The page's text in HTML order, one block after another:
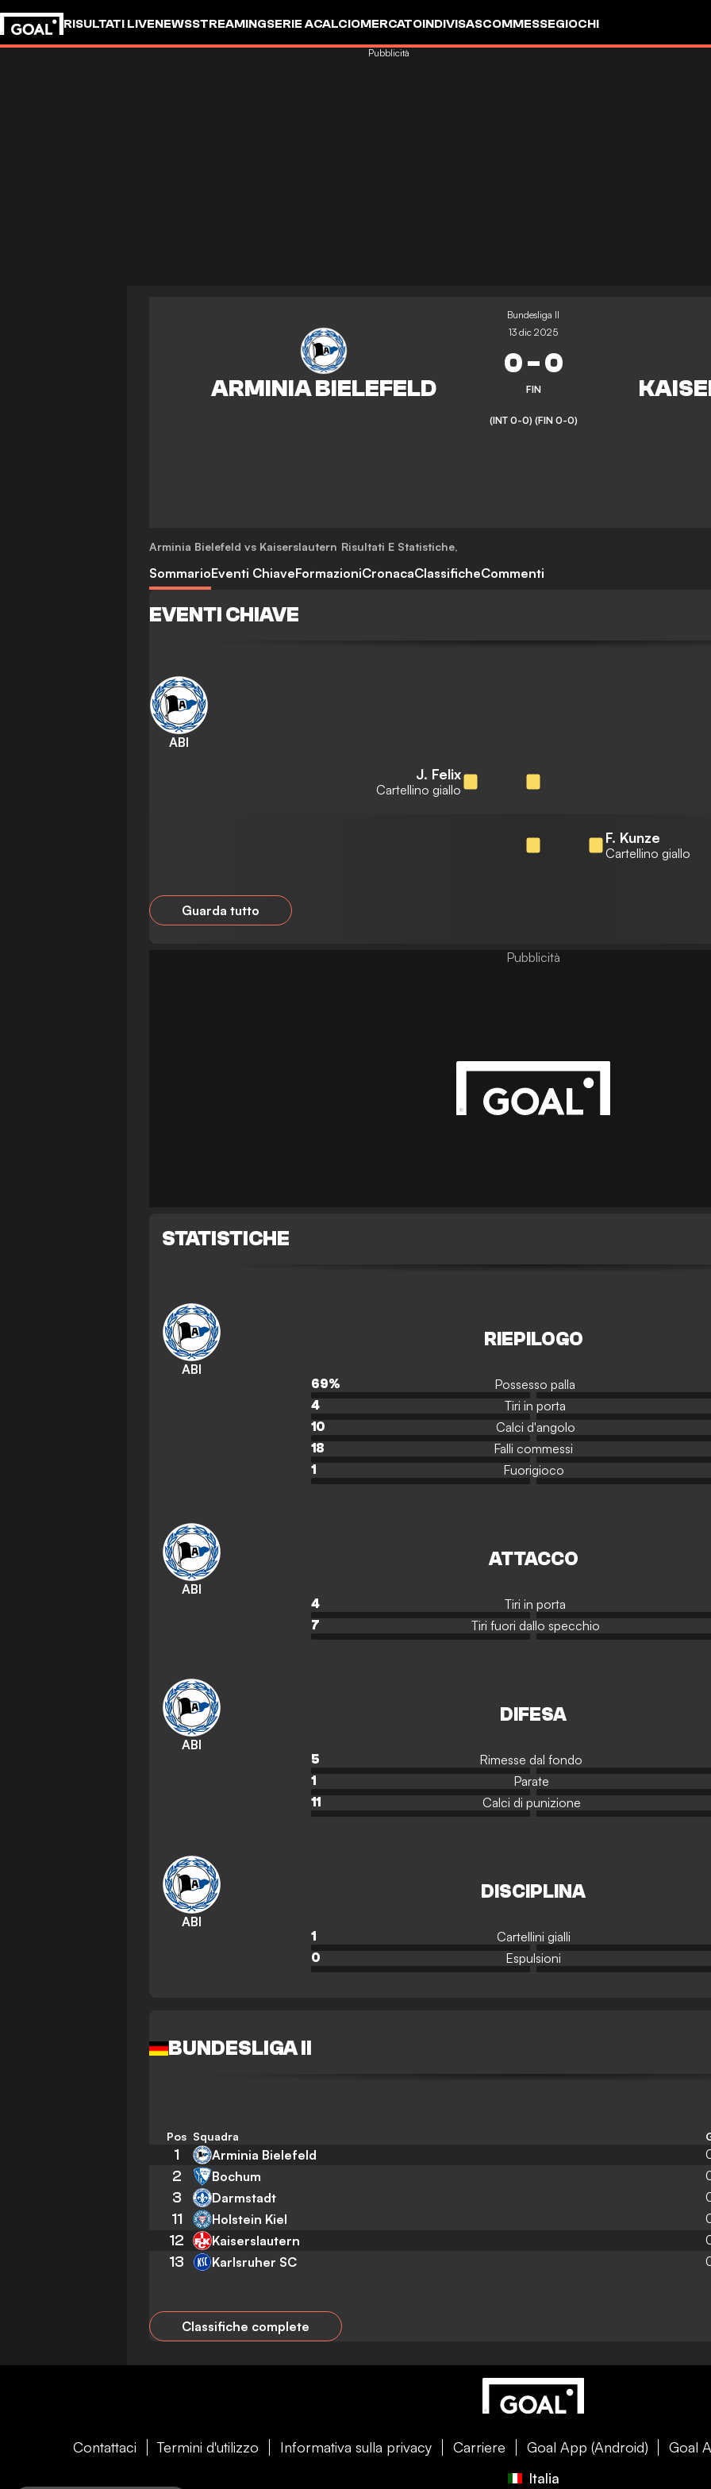
RISULTATI LIVENEWSSTREAMINGSERIE ACALCIOMERCATOINDIVISASCOMMESSEGIOCHI
Pubblicità
Bundesliga II
13 dic 2025
0-0
FIN
(INT 0-0) (FIN 0-0)
Arminia Bielefeld vs Kaiserslautern Risultati E Statistiche,
SommarioEventi ChiaveFormazioniCronacaClassificheCommenti
EVENTI CHIAVE
ABI
J. Felix
Cartellino giallo
F. Kunze
Cartellino giallo
Guarda tutto
STATISTICHE
ABI
RIEPILOGO
69% Possesso palla
4 Tiri in porta
10 Calci d'angolo
18 Falli commessi
1 Fuorigioco
ABI
ATTACCO
4 Tiri in porta
7 Tiri fuori dallo specchio
ABI
DIFESA
5 Rimesse dal fondo
1 Parate
11 Calci di punizione
ABI
DISCIPLINA
1 Cartellini gialli
0 Espulsioni
BUNDESLIGA II
Pos Squadra
1 Arminia Bielefeld
2 Bochum
3 Darmstadt
11 Holstein Kiel
12 Kaiserslautern
13 Karlsruher SC
Classifiche complete
Pubblicità
Contattaci Termini d'utilizzo Informativa sulla privacy Carriere Goal App (Android)
Goal
Italia